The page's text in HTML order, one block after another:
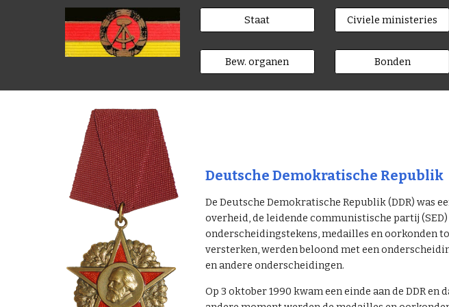
Staat
Bew. organen
Civiele ministeries
Bonden
Deutsche Demokratische Republik
De Deutsche Demokratische Republik (DDR) was
overheid, de leidende communistische partij
onderscheidingstekens, medailles en oorkonden
versterken, werden beloond met een
en andere onderscheidingen.
Op 3 oktober 1990 kwam een einde aan de DDR